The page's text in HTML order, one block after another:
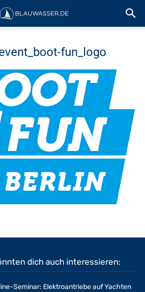
fun_logo
dich auch interessieren:
Seminar: Elektroantriebe auf Yachten